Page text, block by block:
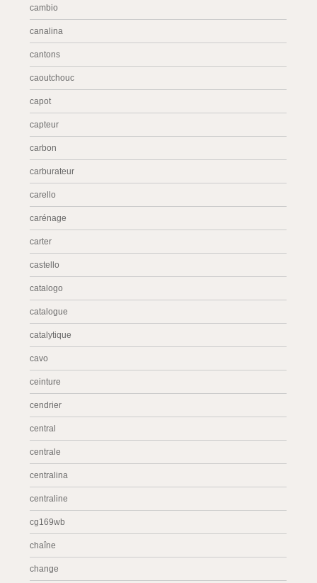
cambio
canalina
cantons
caoutchouc
capot
capteur
carbon
carburateur
carello
carénage
carter
castello
catalogo
catalogue
catalytique
cavo
ceinture
cendrier
central
centrale
centralina
centraline
cg169wb
chaîne
change